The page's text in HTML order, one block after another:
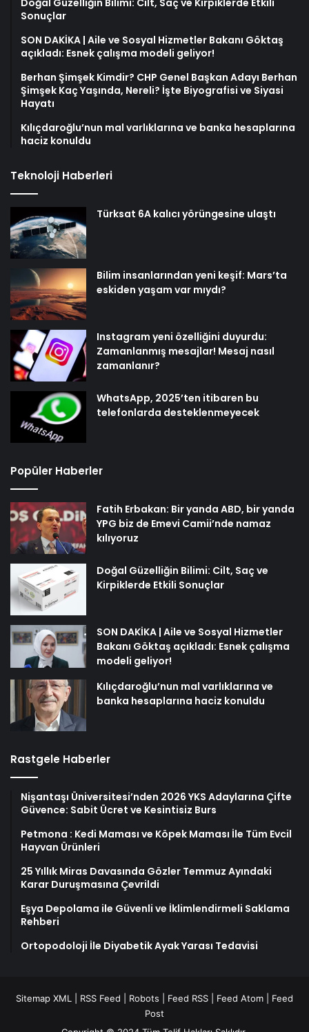
Sonuçlar
SON DAKİKA | Aile ve Sosyal Hizmetler Bakanı Göktaş
açıkladı: Esnek çalışma modeli geliyor!
Berhan Şimşek Kimdir? CHP Genel Başkan Adayı Berhan
Şimşek Kaç Yaşında, Nereli? İşte Biyografisi ve Siyasi
Hayatı
Kılıçdaroğlu’nun mal varlıklarına ve banka hesaplarına
haciz konuldu
Teknoloji Haberleri
Türksat 6A kalıcı yörüngesine ulaştı
Bilim insanlarından yeni keşif: Mars’ta
eskiden yaşam var mıydı?
Instagram yeni özelliğini duyurdu:
Zamanlanmış mesajlar! Mesaj nasıl
zamanlanır?
WhatsApp, 2025’ten itibaren bu
telefonlarda desteklenmeyecek
Popüler Haberler
Fatih Erbakan: Bir yanda ABD, bir yanda
YPG biz de Emevi Camii’nde namaz
kılıyoruz
Doğal Güzelliğin Bilimi: Cilt, Saç ve
Kirpiklerde Etkili Sonuçlar
SON DAKİKA | Aile ve Sosyal Hizmetler
Bakanı Göktaş açıkladı: Esnek çalışma
modeli geliyor!
Kılıçdaroğlu’nun mal varlıklarına ve
banka hesaplarına haciz konuldu
Rastgele Haberler
Nişantaşı Üniversitesi’nden 2026 YKS Adaylarına Çifte
Güvence: Sabit Ücret ve Kesintisiz Burs
Petmona : Kedi Maması ve Köpek Maması İle Tüm Evcil
Hayvan Ürünleri
25 Yıllık Miras Davasında Gözler Temmuz Ayındaki
Karar Duruşmasına Çevrildi
Eşya Depolama ile Güvenli ve İklimlendirmeli Saklama
Rehberi
Ortopodoloji İle Diyabetik Ayak Yarası Tedavisi
Sitemap XML RSS Feed Robots Feed RSS Feed Atom
Feed
Post